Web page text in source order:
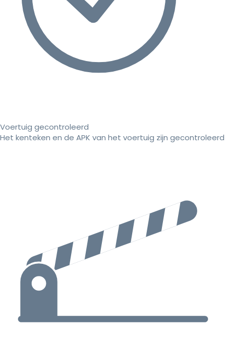
Voertuig gecontroleerd
Het kenteken en de APK van het voertuig zijn gecontroleerd